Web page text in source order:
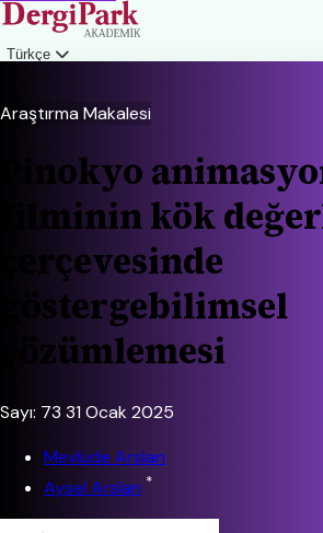
Türkçe
Araştırma Makalesi
Pinokyo
filminin kök
çerçevesinde
göstergebilimsel
çözümlemesi
Sayı: 73 31 Ocak 2025
Mevlüde Arslan
Aysel Arslan *